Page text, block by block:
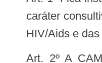
caráter
HIV/Aids e
Art. 2º A CAMS, será composta por membros que representam segmentos da sociedade civil, envolvidos em atividades